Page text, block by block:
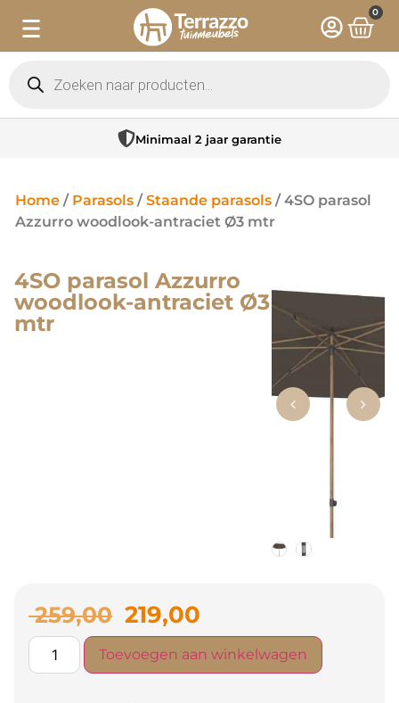
0
Minimaal 2 jaar garantie
Home / Parasols /Staande parasols / 4SO parasol
Azzurro woodlook-antraciet Ø3 mtr
4SO parasol Azzurro
woodlook-antraciet Ø3
mtr
259,00 219,00
Toevoegen aan winkelwagen